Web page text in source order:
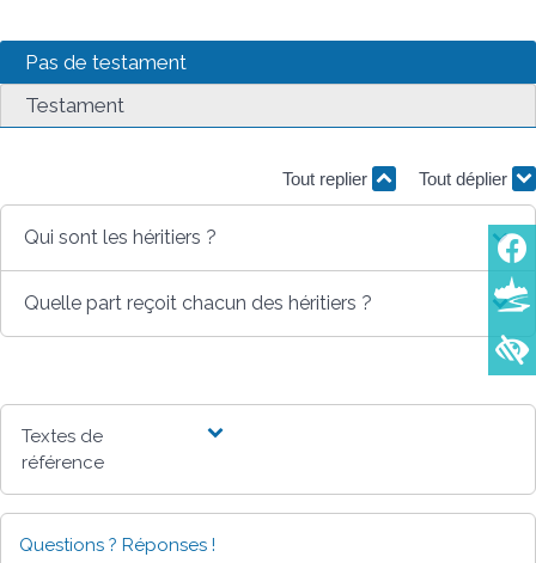
Pas de testament
Testament
Tout replier Tout déplier
Qui sont les héritiers ?
Quelle part reçoit chacun des héritiers ?
Textes de
référence
Questions ? Réponses !